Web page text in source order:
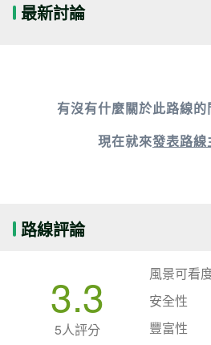
最新討論
有沒有什麼關於此路線的
現在就來發表路線
路線評論
3.3
5人評分
風景可看
安全性
豐富性